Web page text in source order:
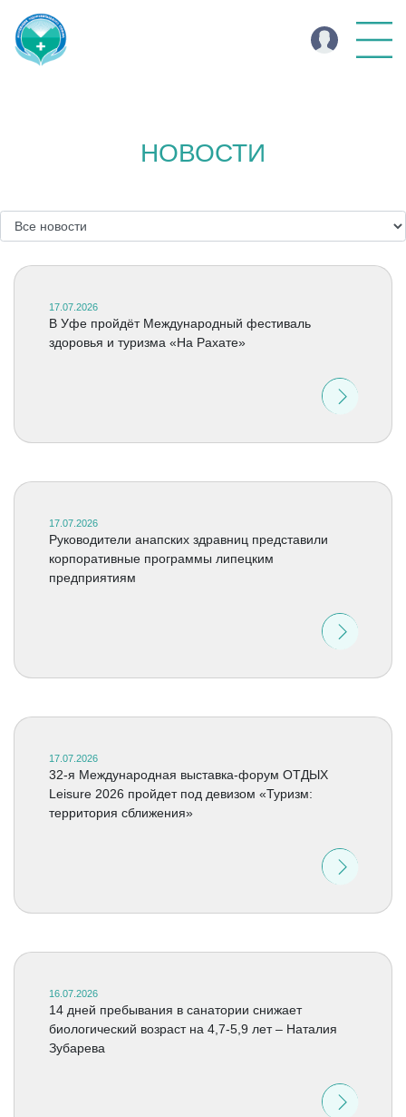
НОВОСТИ
17.07.2026
В Уфе пройдёт Международный фестиваль
здоровья и туризма «На Рахате»
17.07.2026
Руководители анапских здравниц представили
корпоративные программы липецким
предприятиям
17.07.2026
32-я Международная выставка-форум ОТДЫХ
Leisure 2026 пройдет под девизом «Туризм:
территория сближения»
16.07.2026
14 дней пребывания в санатории снижает
биологический возраст на 4,7-5,9 лет – Наталия
Зубарева